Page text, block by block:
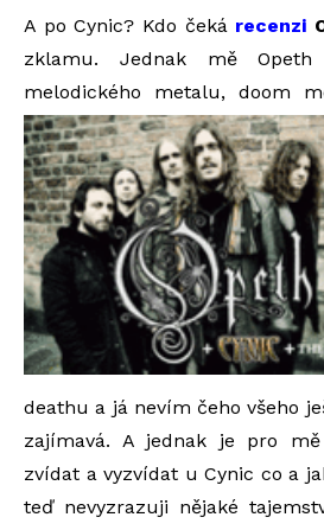
A po Cynic? Kdo čeká recenzi
zklamu. Jednak mě
melodického metalu, doom
deathu a já nevím čeho všeho
zajímavá. A jednak je pro
zvídat a vyzvídat u Cynic co a
teď nevyzrazuji nějaké